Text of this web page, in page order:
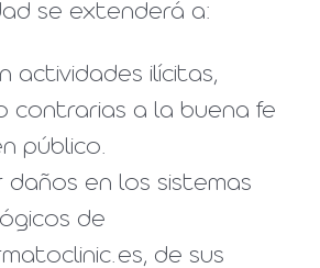
se extenderá a:
actividades ilícitas,
contrarias a la buena fe
público.
daños en los sistemas
de
de sus